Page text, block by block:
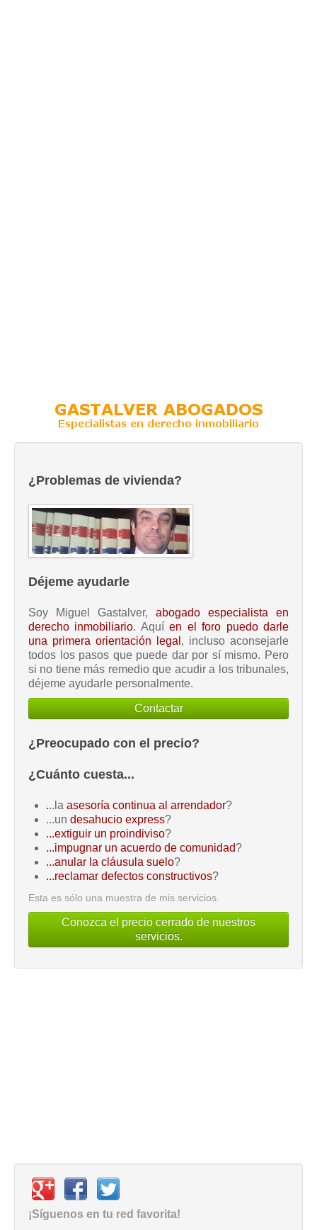
¿Problemas de vivienda?
Déjeme ayudarle
Soy Miguel Gastalver, abogado especialista en
derecho inmobiliario. Aquíen el foro puedo darle
una primera orientación legal , incluso aconsejarle
todos los pasos que puede dar por sí mismo. Pero
si no tiene más remedio que acudir a los tribunales,
déjeme ayudarle personalmente.
Contactar
¿Preocupado con el precio?
¿Cuánto cuesta...
...la asesoría continua al arrendador?
...un desahucio express?
...extiguir un proindiviso?
...impugnar un acuerdo de comunidad?
...anular la cláusula suelo?
...reclamar defectos constructivos?
Esta es sólo una muestra de mis servicios.
Conozca el precio cerrado de nuestros
servicios.
¡Síguenos en tu red favorita!